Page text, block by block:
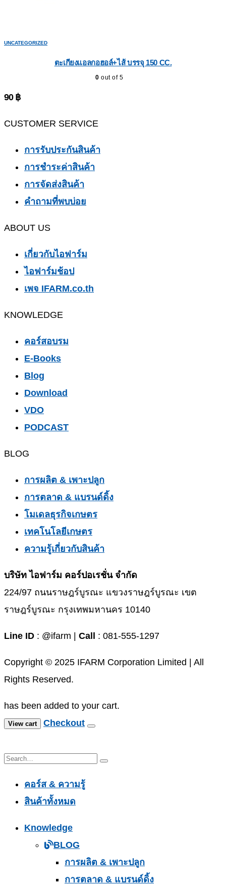
UNCATEGORIZED
ตะเกียงแอลกอฮอล์+ไส้ บรรจุ 150 CC.
0 out of 5
90 ฿
CUSTOMER SERVICE
การรับประกันสินค้า
การชำระค่าสินค้า
การจัดส่งสินค้า
คำถามที่พบบ่อย
ABOUT US
เกี่ยวกับไอฟาร์ม
ไอฟาร์มช้อป
เพจ IFARM.co.th
KNOWLEDGE
คอร์สอบรม
E-Books
Blog
Download
VDO
PODCAST
BLOG
การผลิต & เพาะปลูก
การตลาด & แบรนด์ดิ้ง
โมเดลธุรกิจเกษตร
เทคโนโลยีเกษตร
ความรู้เกี่ยวกับสินค้า
บริษัท ไอฟาร์ม คอร์ปอเรชั่น จำกัด
224/97 ถนนราษฎร์บูรณะ แขวงราษฎร์บูรณะ เขต
ราษฎร์บูรณะ กรุงเทพมหานคร 10140
Line ID : @ifarm | Call : 081-555-1297
Copyright © 2025 IFARM Corporation Limited | All
Rights Reserved.
has been added to your cart.
View cart Checkout
คอร์ส & ความรู้
สินค้าทั้งหมด
Knowledge
BLOG
การผลิต & เพาะปลูก
การตลาด & แบรนด์ดิ้ง